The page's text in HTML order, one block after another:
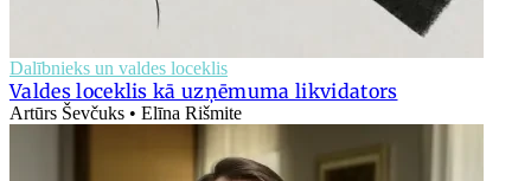
Dalībnieks un valdes loceklis
Valdes loceklis kā uzņēmuma likvidators
Artūrs Ševčuks • Elīna Rišmite